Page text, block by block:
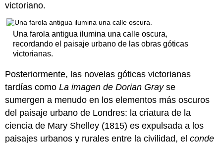
victoriano.
Una farola antigua ilumina una calle oscura,
recordando el paisaje urbano de las obras góticas
victorianas.
Posteriormente, las novelas góticas victorianas
tardías comoLa imagen de Dorian Grayse
sumergen a menudo en los elementos más oscuros
del paisaje urbano de Londres: la criatura de la
ciencia de Mary Shelley (1815) es expulsada a los
paisajes urbanos y rurales entre la civilidad, elconde